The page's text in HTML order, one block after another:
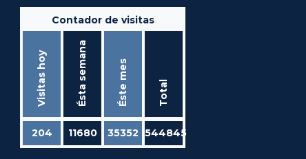
Contador de visitas
Visitas hoy Ésta semana Éste mes Total
204 11680 35352 544845